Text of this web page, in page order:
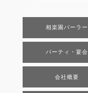
相楽園パーラー
パーティ・宴会
会社概要